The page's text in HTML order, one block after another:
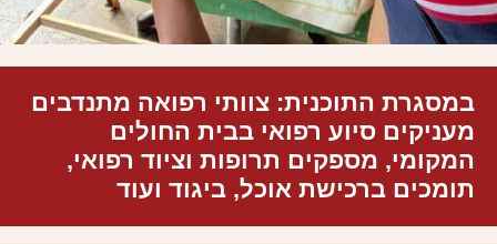
במסגרת התוכנית: צוותי רפואה מתנדבים
מעניקים סיוע רפואי בבית החולים
המקומי, מספקים תרופות וציוד רפואי,
תומכים ברכישת אוכל, ביגוד ועוד